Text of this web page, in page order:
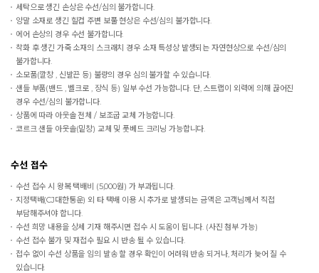
세탁으로 생긴 손상은 수선/심의 불가합니다.
양말 소재로 생긴 힐컵 주변 보풀 현상은 수선/심의 불가합니다.
에어 손상의 경우 수선 불가합니다.
착화 후 생긴 가죽 소재의 스크래치 경우 소재 특성상 발생되는 자연현상으로 수선/심의
불가합니다.
소모품(깔창 , 신발끈 등) 불량의 경우 심의 불가할 수 있습니다.
샌들 부품(밴드 , 벨크로 , 장식 등) 일부 수선 가능합니다. 단, 스트랩이 외력에 의해 끊어진
경우 수선/심의 불가합니다.
상품에 따라 아웃솔 전체 / 보조굽 교체 가능합니다.
코르크 샌들 아웃솔(밑창) 교체 및 풋베드 크리닝 가능합니다.
수선 접수
수선 접수 시 왕복 택배비 (5,000원) 가 부과됩니다.
지정택배(CJ대한통운) 외 타 택배 이용 시 추가로 발생되는 금액은 고객님께서 직접
부담해주셔야 합니다.
수선 희망 내용을 상세 기재 해주시면 접수 시 도움이 됩니다. (사진 첨부 가능)
수선 접수 불가 및 재접수 필요 시 반송 될 수 있습니다.
접수 없이 수선 상품을 임의 발송 할 경우 확인이 어려워 반송 되거나, 처리가 늦어 질 수
있습니다.